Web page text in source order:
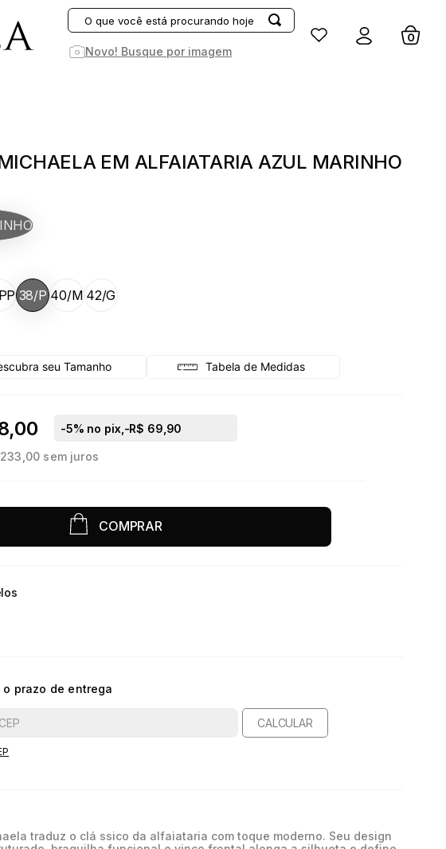
Novo! Busque por imagem
Entrar
EM ALFAIATARIA AZUL MARINHO
38/P 40/M 42/G
Tabela de Medidas
-5% no pix, -R$ 69,90
sem juros
COMPRAR
o prazo de entrega
CALCULAR
traduz o clá ssico da alfaiataria com toque moderno. Seu design